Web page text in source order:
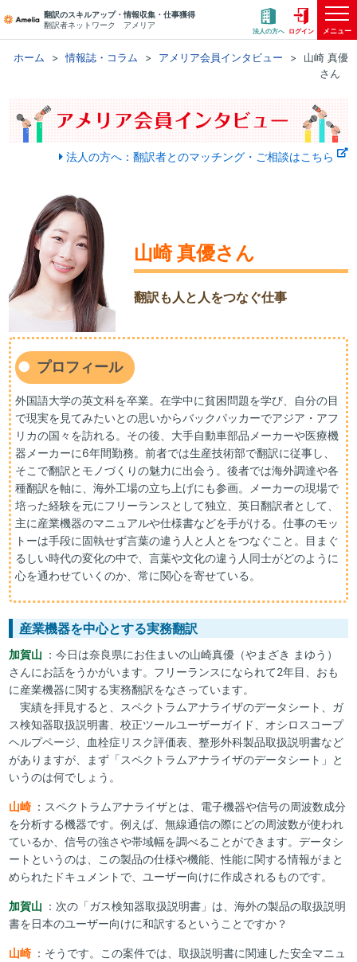
翻訳のスキルアップ・情報収集・仕事獲得
翻訳者ネットワーク アメリア
法人の方へ ログイン メニュー
ホーム 情報誌・コラム アメリア会員インタビュー
山崎 真優
さん
法人の方へ：翻訳者とのマッチング・ご相談はこちら
山崎 真優さん
翻訳も人と人をつなぐ仕事
プロフィール
外国語大学の英文科を卒業。在学中に貧困問題を学び、自分の目
で現実を見てみたいとの思いからバックパッカーでアジア・アフ
リカの国々を訪れる。その後、大手自動車部品メーカーや医療機
器メーカーに6年間勤務。前者では生産技術部で翻訳に従事し、
そこで翻訳とモノづくりの魅力に出会う。後者では海外調達や各
種翻訳を軸に、海外工場の立ち上げにも参画。メーカーの現場で
培った経験を元にフリーランスとして独立、英日翻訳者として、
主に産業機器のマニュアルや仕様書などを手がける。仕事のモッ
トーは手段に固執せず言葉の違う人と人とをつなぐこと。目まぐ
るしい時代の変化の中で、言葉や文化の違う人同士がどのように
心を通わせていくのか、常に関心を寄せている。
産業機器を中心とする実務翻訳
加賀山 ：今日は奈良県にお住まいの山崎真優（やまざき まゆう）
さんにお話をうかがいます。フリーランスになられて2年目、おも
に産業機器に関する実務翻訳をなさっています。
実績を拝見すると、スペクトラムアナライザのデータシート、ガ
ス検知器取扱説明書、校正ツールユーザーガイド、オシロスコープ
ヘルプページ、血栓症リスク評価表、整形外科製品取扱説明書など
がありますが、まず「スペクトラムアナライザのデータシート」と
いうのは何でしょう。
山崎 ：スペクトラムアナライザとは、電子機器や信号の周波数成分
を分析する機器です。例えば、無線通信の際にどの周波数が使われ
ているか、信号の強さや帯域幅を調べることができます。データシ
ートというのは、この製品の仕様や機能、性能に関する情報がまと
められたドキュメントで、ユーザー向けに作成されるものです。
加賀山 ：次の「ガス検知器取扱説明書」は、海外の製品の取扱説明
書を日本のユーザー向けに和訳するということですか？
山崎 ：そうです。この案件では、取扱説明書に関連した安全マニュ